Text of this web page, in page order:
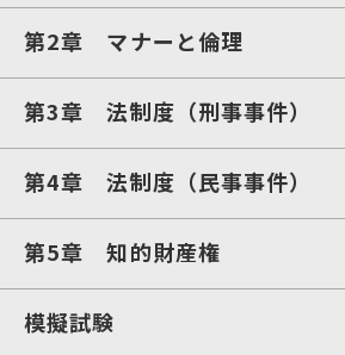
第2章 マナーと倫理
第3章 法制度（刑事事件）
第4章 法制度（民事事件）
第5章 知的財産権
模擬試験